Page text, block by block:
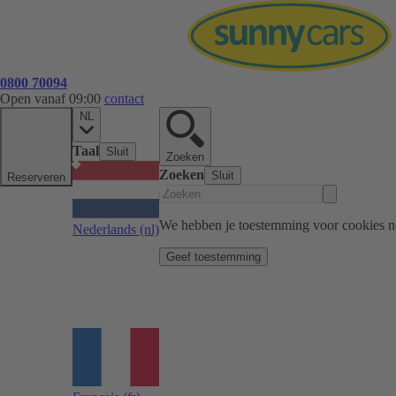
0800 70094
Open vanaf 09:00 contact
Reserveren
NL
Taal Sluit
Nederlands (nl)
Zoeken
Zoeken Sluit
We hebben je toestemming voor cookies
Geef toestemming